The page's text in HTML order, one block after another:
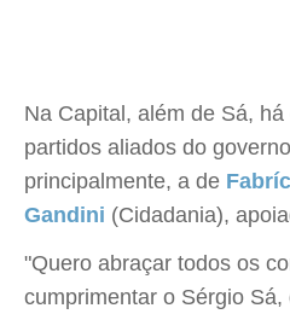
Na Capital, além de Sá,
partidos aliados do
principalmente, a de
Gandini (Cidadania),
"Quero abraçar todos os
cumprimentar o Sérgio